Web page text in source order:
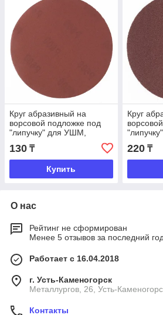
Круг абразивный на
ворсовой подложке под
"липучку" для УШМ,
125мм, Р400, Matrix
130 ₸
Купить
Круг
150мм,
220₸
О нас
Рейтинг не сформирован
Менее 5 отзывов за последний
Работает с 16.04.2018
г. Усть-Каменогорск
Металлургов, 26, Усть-
Контакты